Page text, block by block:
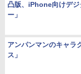
凸版、iPhone向けデジ
ー」
アンパンマンのキャラ
ス」